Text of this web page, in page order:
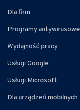
Dla firm
Programy antywirusowe
Wydajność pracy
Usługi Google
Usługi Microsoft
Dla urządzeń mobilnych